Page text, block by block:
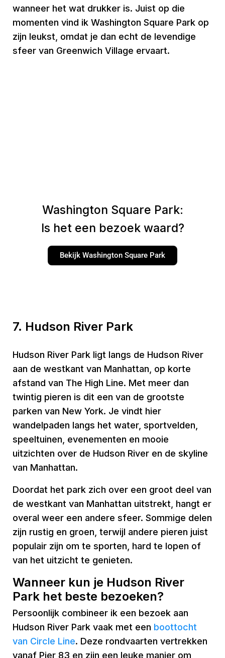
wanneer het wat drukker is. Juist op die
momenten vind ik Washington Square Park op
zijn leukst, omdat je dan echt de levendige
sfeer van Greenwich Village ervaart.
Washington Square Park:
Is het een bezoek waard?
Bekijk Washington Square Park
7. Hudson River Park
Hudson River Park ligt langs de Hudson River
aan de westkant van Manhattan, op korte
afstand van The High Line. Met meer dan
twintig pieren is dit een van de grootste
parken van New York. Je vindt hier
wandelpaden langs het water, sportvelden,
speeltuinen, evenementen en mooie
uitzichten over de Hudson River en de skyline
van Manhattan.
Doordat het park zich over een groot deel van
de westkant van Manhattan uitstrekt, hangt er
overal weer een andere sfeer. Sommige delen
zijn rustig en groen, terwijl andere pieren juist
populair zijn om te sporten, hard te lopen of
van het uitzicht te genieten.
Wanneer kun je Hudson River
Park het beste bezoeken?
Persoonlijk combineer ik een bezoek aan
Hudson River Park vaak met een boottocht
van Circle Line. Deze rondvaarten vertrekken
vanaf Pier 83 en zijn een leuke manier om